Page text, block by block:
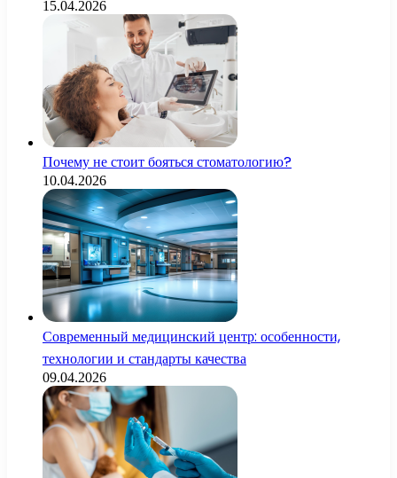
15.04.2026
Почему не стоит бояться стоматологию?
10.04.2026
Современный медицинский центр: особенности,
технологии и стандарты качества
09.04.2026